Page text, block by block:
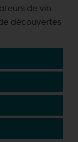
de vin
découvertes